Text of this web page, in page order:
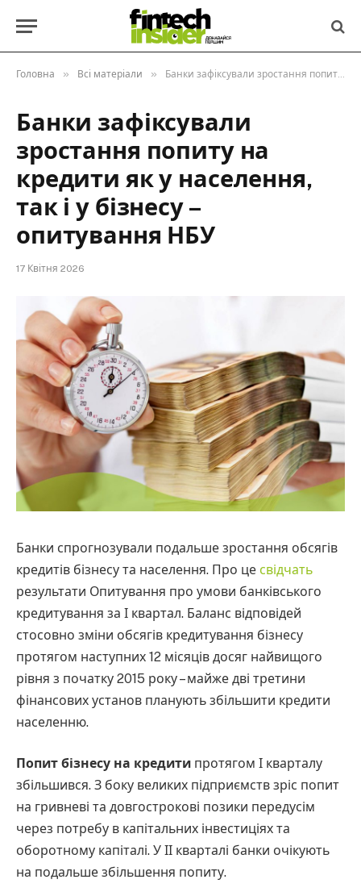
Головна » Всі матеріали » Банки зафіксували зростання попиту на кредити як у населення, так і у бізнесу – опитування НБУ
Банки зафіксували
зростання попиту на
кредити як у населення,
так і у бізнесу –
опитування НБУ
17 Квітня 2026
Банки спрогнозували подальше зростання обсягів
кредитів бізнесу та населення. Про це свідчать
результати Опитування про умови банківського
кредитування за І квартал. Баланс відповідей
стосовно зміни обсягів кредитування бізнесу
протягом наступних 12 місяців досяг найвищого
рівня з початку 2015 року – майже дві третини
фінансових установ планують збільшити кредити
населенню.
Попит бізнесу на кредити протягом І кварталу
збільшився. З боку великих підприємств зріс попит
на гривневі та довгострокові позики передусім
через потребу в капітальних інвестиціях та
оборотному капіталі. У ІІ кварталі банки очікують
на подальше збільшення попиту.